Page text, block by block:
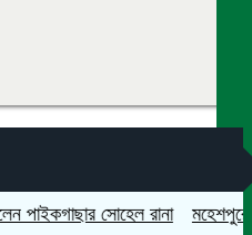
সোহেল রানা মহেশপুরে